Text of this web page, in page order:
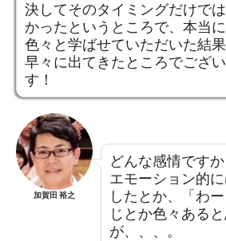
決してそのタイミングだけで
かったというところで、本当に
色々と学ばせていただいた結
早々に出てきたところでござい
す！
加賀田 裕之
どんな感情ですか
エモーション的
したとか、「わ
じとか色々ある
が、、、。